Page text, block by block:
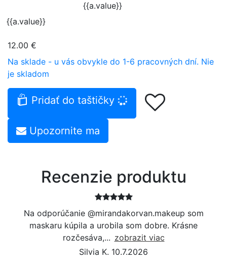
{{a.value}}
{{a.value}}
12.00 €
Na sklade - u vás obvykle do 1-6 pracovných dní. Nie
je skladom
Pridať do taštičky
Upozornite ma
Recenzie produktu
Na odporúčanie @mirandakorvan.makeup som
maskaru kúpila a urobila som dobre. Krásne
rozčesáva,... zobrazit viac
Silvia K. 10.7.2026